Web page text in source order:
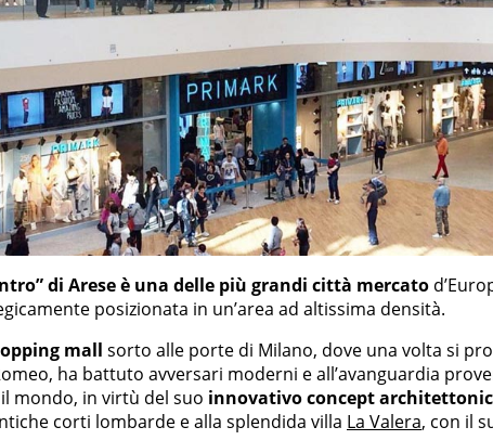
di Arese è una delle più grandi città mercato
posizionata in un’area ad altissima densità.
mall sorto alle porte di Milano, dove una volta si
ha battuto avversari moderni e all’avanguardia
mondo, in virtù del suo innovativo concept
corti lombarde e alla splendida villa La Valera, con il